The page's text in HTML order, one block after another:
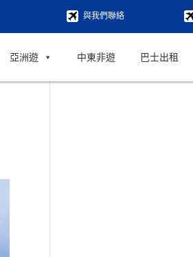
與我們聯絡
亞洲遊 中東非遊 巴士出租